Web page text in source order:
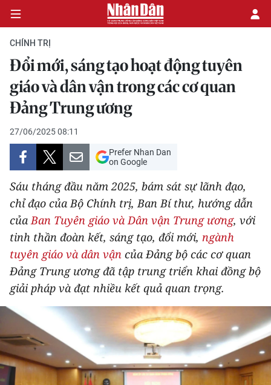
CHÍNH TRỊ
KINH TẾ
VĂN HÓA
XÃ HỘI
PHÁP LUẬT
DU LỊCH
THẾ GIỚI
THỂ THAO
GIÁO DỤC
Y TẾ
KHOA HỌC - CÔNG NGHỆ
CHÍNH TRỊ
Đổi mới, sáng tạo hoạt động tuyên
giáo và dân vận trong các cơ quan
Đảng Trung ương
27/06/2025 08:11
Prefer Nhan Dan
on Google
Sáu tháng đầu năm 2025, bám sát sự lãnh đạo,
chỉ đạo của Bộ Chính trị, Ban Bí thư, hướng dẫn
củaBan Tuyên giáo và Dân vận Trung ương, với
tinh thần đoàn kết, sáng tạo, đổi mới, ngành
tuyên giáo và dân vận của Đảng bộ các cơ quan
Đảng Trung ương đã tập trung triển khai đồng bộ
giải pháp và đạt nhiều kết quả quan trọng.